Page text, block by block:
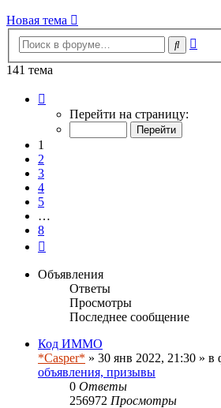
Новая тема
Поиск
141 тема
Перейти на страницу:
1
2
3
4
5
…
8
Объявления
Ответы
Просмотры
Последнее сообщение
Код ИММО
*Casper* » 30 янв 2022, 21:30 » в
объявления, призывы
0 Ответы
256972 Просмотры